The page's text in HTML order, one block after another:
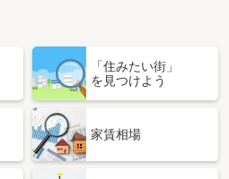
「住みたい街」
を見つけよう
家賃相場